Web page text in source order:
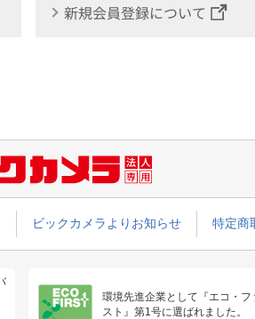
新規会員登録について
ビックカメラよりお知らせ 特定商
環境先進企業として『エコ・フ
スト』第1号に選ばれました。